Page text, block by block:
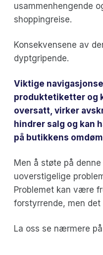
usammenhengende
shoppingreise.
Konsekvensene av
dyptgripende.
Viktige
produktetiketter og
oversatt, virker
hindrer salg og kan
på butikkens
Men å støte på
uoverstigelige
Problemet kan være
forstyrrende, men det
La oss se nærmere